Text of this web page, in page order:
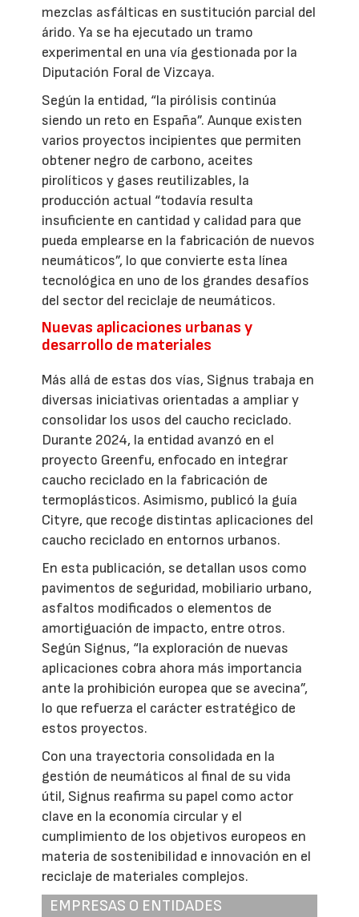
mezclas asfálticas en sustitución parcial del
árido. Ya se ha ejecutado un tramo
experimental en una vía gestionada por la
Diputación Foral de Vizcaya.
Según la entidad, “la pirólisis continúa
siendo un reto en España”. Aunque existen
varios proyectos incipientes que permiten
obtener negro de carbono, aceites
pirolíticos y gases reutilizables, la
producción actual “todavía resulta
insuficiente en cantidad y calidad para que
pueda emplearse en la fabricación de nuevos
neumáticos”, lo que convierte esta línea
tecnológica en uno de los grandes desafíos
del sector del reciclaje de neumáticos.
Nuevas aplicaciones urbanas y
desarrollo de materiales
Más allá de estas dos vías, Signus trabaja en
diversas iniciativas orientadas a ampliar y
consolidar los usos del caucho reciclado.
Durante 2024, la entidad avanzó en el
proyecto Greenfu, enfocado en integrar
caucho reciclado en la fabricación de
termoplásticos. Asimismo, publicó la guía
Cityre, que recoge distintas aplicaciones del
caucho reciclado en entornos urbanos.
En esta publicación, se detallan usos como
pavimentos de seguridad, mobiliario urbano,
asfaltos modificados o elementos de
amortiguación de impacto, entre otros.
Según Signus, “la exploración de nuevas
aplicaciones cobra ahora más importancia
ante la prohibición europea que se avecina”,
lo que refuerza el carácter estratégico de
estos proyectos.
Con una trayectoria consolidada en la
gestión de neumáticos al final de su vida
útil, Signus reafirma su papel como actor
clave en la economía circular y el
cumplimiento de los objetivos europeos en
materia de sostenibilidad e innovación en el
reciclaje de materiales complejos.
EMPRESAS O ENTIDADES